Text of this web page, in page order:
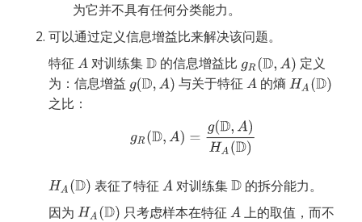
为它并不具有任何分类能力。
可以通过定义信息增益比来解决该问题。
特征
对训练集 的信息增益比
定义
为：信息增益
与关于特征
的熵
之比：
表征了特征 对训练集
的拆分能力。
因为
只考虑样本在特征
上的取值，而不